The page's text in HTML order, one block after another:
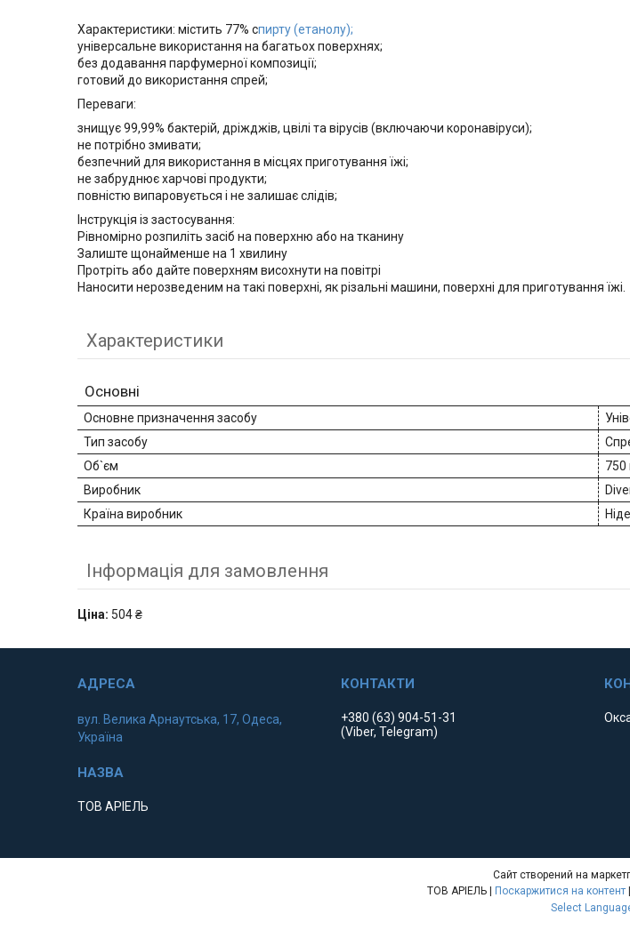
Характеристики: містить 77% спирту (етанолу);
універсальне використання на багатьох поверхнях;
без додавання парфумерної композиції;
готовий до використання спрей;
Переваги:
знищує 99,99% бактерій, дріжджів, цвілі та вірусів (включаючи коронавіруси);
не потрібно змивати;
безпечний для використання в місцях приготування їжі;
не забруднює харчові продукти;
повністю випаровується і не залишає слідів;
Інструкція із застосування:
Рівномірно розпиліть засіб на поверхню або на тканину
Залиште щонайменше на 1 хвилину
Протріть або дайте поверхням висохнути на повітрі
Наносити нерозведеним на такі поверхні, як різальні машини, поверхні для приготування їжі.
Характеристики
Основні
Основне призначення засобу
Тип засобу
Об`єм
750
Виробник
Країна виробник
Інформація для замовлення
Ціна: 504 ₴
вул. Велика Арнаутська, 17, Одеса,
Україна
ТОВ АРІЕЛЬ
+380 (63) 904-51-31
(Viber, Telegram)
Сайт створений на
Поскаржитися на контент
Select